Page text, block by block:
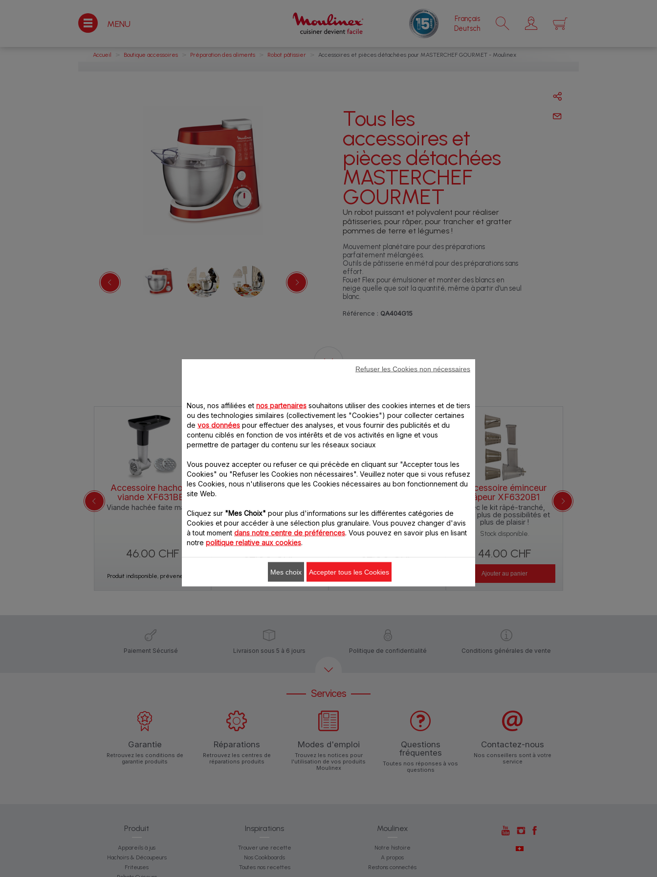
MENU
Français
Deutsch
×
Accueil > Boutique accessoires Préparation des aliments Robot pâtissier Accessoires et pièces détachées pour MASTERCHEF GOURMET - Moulinex
Tous les
accessoires et
pièces détachées
MASTERCHEF
GOURMET
Un robot puissant et polyvalent pour réaliser
pâtisseries, pour râper, pour trancher et gratter
pommes de terre et légumes !
Mouvement planétaire pour des préparations
parfaitement mélangées.
Outils de pâtisserie en métal pour des préparations sans
effort.
Fouet Flex pour émulsioner et monter des blancs en
neige quelle que soit la quantité, même à partir d'un seul
blanc.
Référence : QA404G15
Accessoire hachoir à
viande XF631BB1
Viande hachée faite maison
46.00 CHF
Produit indisponible, prévenez-moi
Bol blender XF634BB1
Stock disponible.
32.00 CHF
Ajouter au panier
Mini hachoir
plus de possibilités et plus
de plaisir
Stock disponible.
32.00 CHF
Ajouter au panier
Accessoire éminceur
râpeur XF6320B1
Avec le kit râpé-tranché,
c’est plus de possibilités et
plus de plaisir !
Stock disponible.
44.00 CHF
Ajouter au panier
Paiement Sécurisé Livraison sous 5 à 6 jours Politique de confidentialité Conditions générales de vente
Services
Garantie
Retrouvez les conditions de
garantie produits
Réparations
Retrouvez les centres de
réparations produits
Modes d'emploi
Trouvez les notices pour
l'utilisation de vos produits
Moulinex
Questions
fréquentes
Toutes nos réponses à vos
questions
Contactez-nous
Nos conseillers sont à votre
service
Produit
Appareils à jus
Hachoirs & Découpeurs
Friteuses
Inspirations
Trouver une recette
Nos Cookboards
Toutes nos recettes
Moulinex
Notre histoire
A propos
Restons connectés
Nous, nos affiliées et nos partenaires souhaitons utiliser des cookies internes et de tiers
ou des technologies similaires (collectivement les "Cookies") pour collecter certaines
de vos données pour effectuer des analyses, et vous fournir des publicités et du
contenu ciblés en fonction de vos intérêts et de vos activités en ligne et vous
permettre de partager du contenu sur les réseaux sociaux
Vous pouvez accepter ou refuser ce qui précède en cliquant sur "Accepter tous les
Cookies" ou "Refuser les Cookies non nécessaires". Veuillez noter que si vous refusez
les Cookies, nous n'utiliserons que les Cookies nécessaires au bon fonctionnement du
site Web.
Cliquez sur "Mes Choix" pour plus d'informations sur les différentes catégories de
Cookies et pour accéder à une sélection plus granulaire. Vous pouvez changer d'avis
à tout moment dans notre centre de préférences. Vous pouvez en savoir plus en lisant
notre politique relative aux cookies.
Refuser les Cookies non nécessaires
Mes choix Accepter tous les Cookies